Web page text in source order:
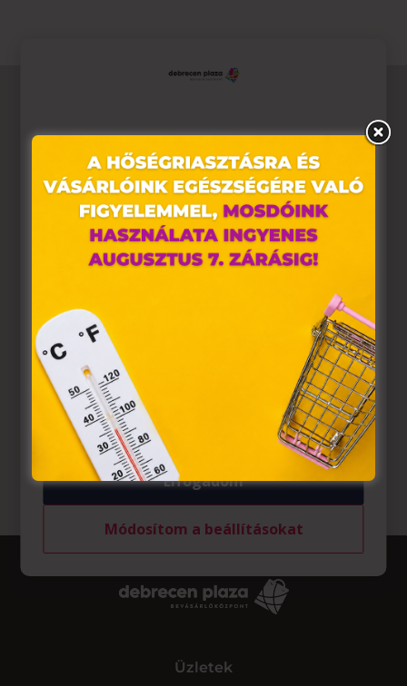
Üzletek
Ez az oldal sütiket használ
Weboldalunkon „cookie"-kat (továbbiakban „süti")
alkalmazunk. Ezek olyan fájlok, melyek információt
tárolnak webes böngészőjében. Ehhez az Ön
hozzájárulása szükséges.
A „sütiket" az elektronikus hírközlésről szóló 2003. évi C.
törvény, az elektronikus kereskedelmi szolgáltatások, az
információs társadalommal összefüggő szolgáltatások
egyes kérdéseiről szóló 2001. évi CVIII. törvény, valamint
az Európai Unió előírásainak megfelelően használjuk.
Azon weblapoknak, melyek az Európai Unió országain
belül működnek, a „sütik" használatához, és ezeknek a
felhasználó számítógépén vagy egyéb eszközén történő
tárolásához a felhasználók hozzájárulását kell kérniük.
Elfogadom
Módosítom a beállításokat